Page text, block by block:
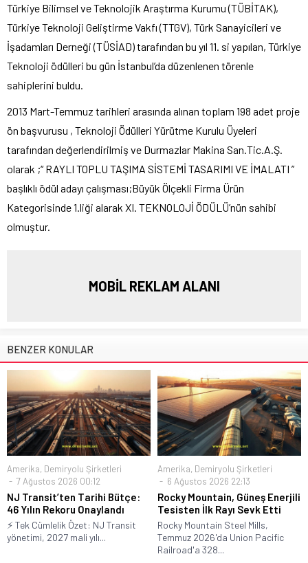
Türkiye Bilimsel ve Teknolojik Araştırma Kurumu (TÜBİTAK),
Türkiye Teknoloji Geliştirme Vakfı (TTGV), Türk Sanayicileri ve
İşadamları Derneği (TÜSİAD) tarafından bu yıl 11. si yapılan, Türkiye
Teknoloji ödülleri bu gün İstanbul’da düzenlenen törenle
sahiplerini buldu.
2013 Mart-Temmuz tarihleri arasında alınan toplam 198 adet proje
ön başvurusu , Teknoloji Ödülleri Yürütme Kurulu Üyeleri
tarafından değerlendirilmiş ve Durmazlar Makina San.Tic.A.Ş.
olarak ;“ RAYLI TOPLU TAŞIMA SİSTEMİ TASARIMI VE İMALATI ”
başlıklı ödül adayı çalışması;Büyük Ölçekli Firma Ürün
Kategorisinde 1.liği alarak XI. TEKNOLOJİ ÖDÜLÜ’nün sahibi
olmuştur.
MOBİL REKLAM ALANI
BENZER KONULAR
Amerika, Demiryolu Şirketleri
7 Ağustos 2026 00:12
NJ Transit’ten Tarihi Bütçe:
46 Yılın Rekoru Onaylandı
⚡ Tek Cümlelik Özet: NJ Transit
yönetimi, 2027 mali yılı...
Amerika, Demiryolu Şirketleri
6 Ağustos 2026 22:13
Rocky Mountain, Güneş Enerjili
Tesisten İlk Rayı Sevk Etti
Rocky Mountain Steel Mills,
Temmuz 2026'da Union Pacific
Railroad'a 328...